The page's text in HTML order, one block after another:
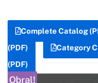
Complete Catalog
(PDF)
Category
(PDF)
Obral!